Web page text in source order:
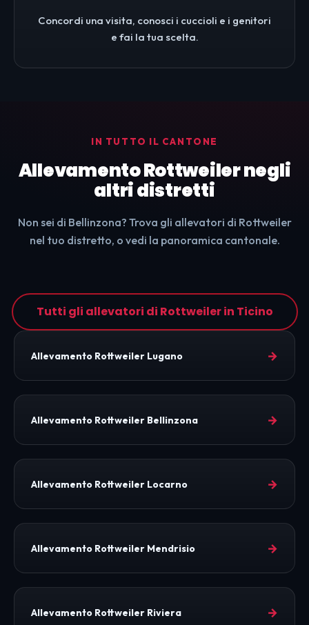
Concordi una visita, conosci i cuccioli e i genitori
e fai la tua scelta.
IN TUTTO IL CANTONE
Allevamento Rottweiler negli
altri distretti
Non sei di Bellinzona? Trova gli allevatori di Rottweiler
nel tuo distretto, o vedi la panoramica cantonale.
Tutti gli allevatori di Rottweiler in Ticino
Allevamento Rottweiler Lugano →
Allevamento Rottweiler Bellinzona →
Allevamento Rottweiler Locarno →
Allevamento Rottweiler Mendrisio →
Allevamento Rottweiler Riviera →